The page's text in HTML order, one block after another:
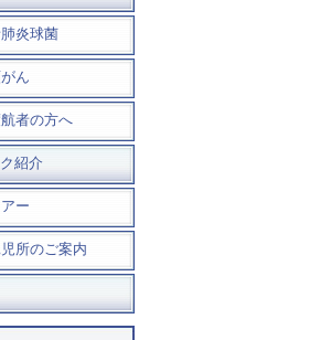
炎球菌
ん
者の方へ
紹介
ー
所のご案内